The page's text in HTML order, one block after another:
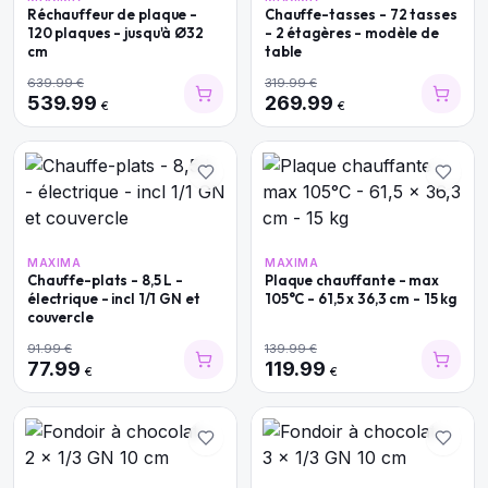
Réchauffeur de plaque -
120 plaques - jusqu'à Ø32
cm
639.99€
539.99 €
Chauffe-tasses - 72 tasses
- 2 étagères - modèle de
table
319.99€
269.99 €
MAXIMA
Chauffe-plats - 8,5 L -
électrique - incl 1/1 GN et
couvercle
91.99€
77.99 €
MAXIMA
Plaque chauffante - max
105°C - 61,5 x 36,3 cm - 15 kg
139.99€
119.99 €